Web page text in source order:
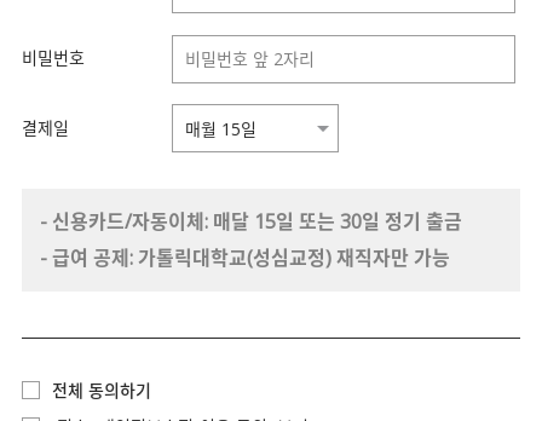
비밀번호
결제일
- 신용카드/자동이체: 매달 15일 또는 30일 정기 출금
- 급여 공제: 가톨릭대학교(성심교정) 재직자만 가능
전체 동의하기